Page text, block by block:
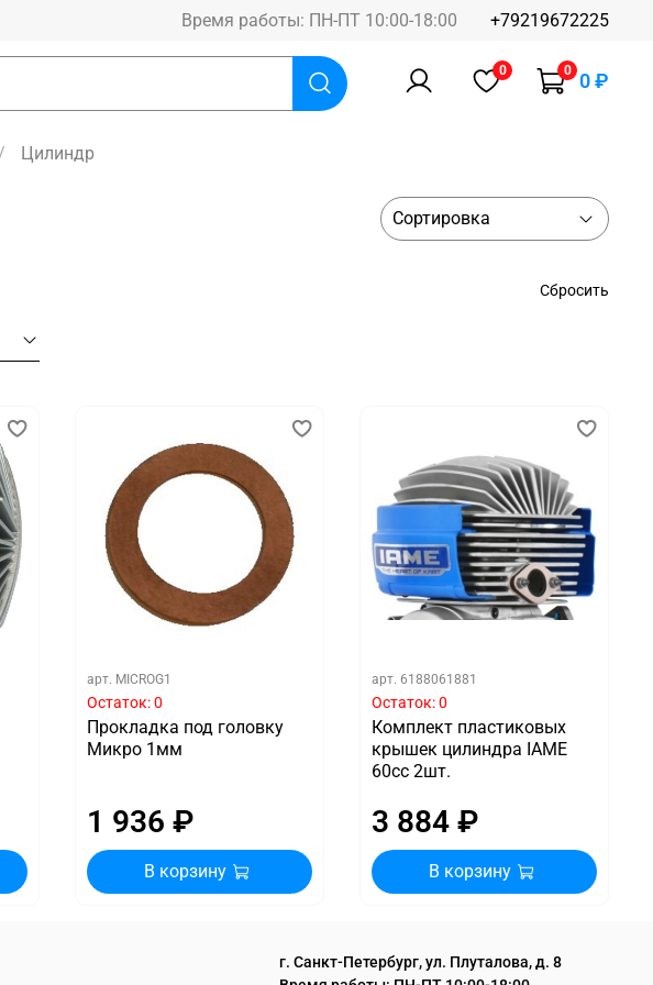
Время работы: ПН-ПТ 10:00-18:00 +79219672225
0 0 0 ₽
Цилиндр
Сбросить
арт. MICROG1
Остаток: 0
Прокладка под головку
Микро 1мм
1 936 ₽
В корзину
арт. 6188061881
Остаток: 0
Комплект пластиковых
крышек цилиндра IAME
60cc 2шт.
3 884 ₽
В корзину
г. Санкт-Петербург, ул. Плуталова, д. 8